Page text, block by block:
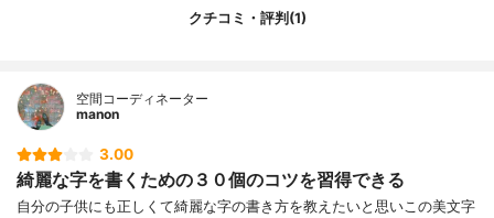
クチコミ・評判(1)
空間コーディネーター
manon
3.00
綺麗な字を書くための３０個のコツを習得できる
自分の子供にも正しくて綺麗な字の書き方を教えたいと思いこの美文字